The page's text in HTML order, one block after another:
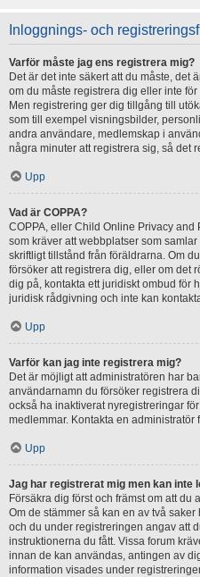
Inloggnings- och
Varför måste jag ens registrera mig?
Det är det inte säkert att du måste, det
om du måste registrera dig eller inte
Men registrering ger dig tillgång till
som till exempel visningsbilder,
andra användare, medlemskap i
några minuter att registrera sig, så det
Upp
Vad är COPPA?
COPPA, eller Child Online Privacy and
som kräver att webbplatser som
skriftligt tillstånd från föräldrarna. Om
försöker att registrera dig, eller om det
dig på, kontakta ett juridiskt ombud för
juridisk rådgivning och inte kan
Upp
Varför kan jag inte registrera mig?
Det är möjligt att administratören har
användarnamn du försöker registrera
också ha inaktiverat nyregistreringar
medlemmar. Kontakta en administratör
Upp
Jag har registrerat mig men kan inte
Försäkra dig först och främst om att
Om de stämmer så kan en av två
och du under registreringen angav att
instruktionerna du fått. Vissa forum
innan de kan användas, antingen av
information visades under